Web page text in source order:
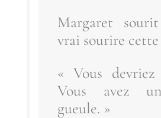
Mar­ga­ret
vrai sou­rire
« Vous devriez
Vous avez
gueule. »